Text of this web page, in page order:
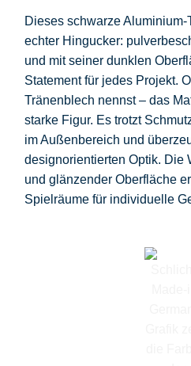
Dieses schwarze
echter Hingucker:
und mit seiner dunklen
Statement für jedes Projekt.
Tränenblech nennst – das
starke Figur. Es trotzt
im Außenbereich und
designorientierten Optik. Die
und glänzender Oberfläche
Spielräume für individuelle